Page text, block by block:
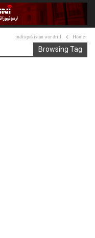
Home
india pakistan war drill
Browsing Tag